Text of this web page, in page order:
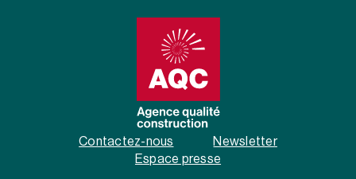
Contactez-nous
Newsletter
Espace presse